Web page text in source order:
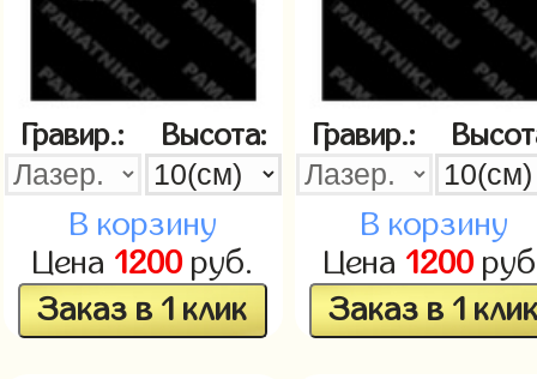
Гравир.: Высота:
В корзину
Цена 1200руб.
Заказ в 1 клик
Гравир.:
В корзину
Цена 1200
Заказ в 1